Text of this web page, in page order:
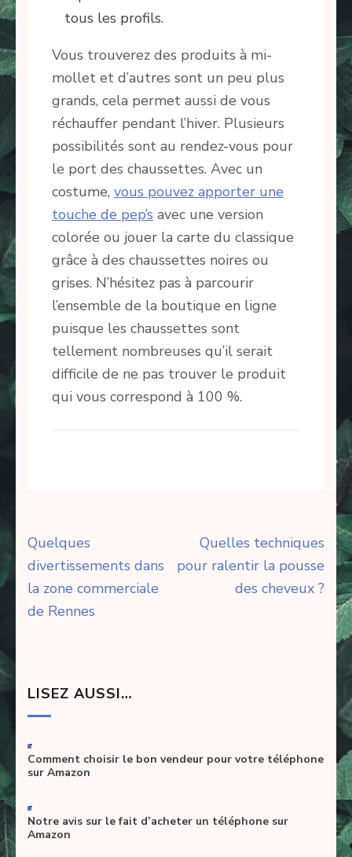
tous les profils.
Vous trouverez des produits à mi-
mollet et d’autres sont un peu plus
grands, cela permet aussi de vous
réchauffer pendant l’hiver. Plusieurs
possibilités sont au rendez-vous pour
le port des chaussettes. Avec un
costume, vous pouvez apporter une
touche de pep’s avec une version
colorée ou jouer la carte du classique
grâce à des chaussettes noires ou
grises. N’hésitez pas à parcourir
l’ensemble de la boutique en ligne
puisque les chaussettes sont
tellement nombreuses qu’il serait
difficile de ne pas trouver le produit
qui vous correspond à 100 %.
Navigation
de
l’article
Quelques
divertissements dans
la zone commerciale
de Rennes
Quelles techniques
pour ralentir la pousse
des cheveux ?
LISEZ AUSSI…
-
Comment choisir le bon vendeur pour votre téléphone
sur Amazon
-
Notre avis sur le fait d’acheter un téléphone sur
Amazon